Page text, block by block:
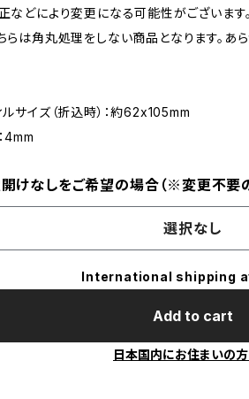
などにより変更になる可能性がございます。
らは角丸処理をしない商品となります。あ
ルサイズ（折込時）：約62x105mm
4mm
けなしをご希望の場合（※変更不要
選択なし
International shipping
Add to cart
日本国内にお住まいの